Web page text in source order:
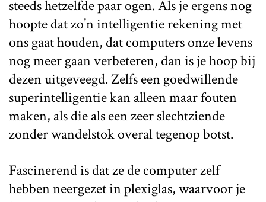
steeds hetzelfde paar ogen. Als je ergens nog
hoopte dat zo’n intelligentie rekening met
ons gaat houden, dat computers onze levens
nog meer gaan verbeteren, dan is je hoop bij
dezen uitgeveegd. Zelfs een goedwillende
superintelligentie kan alleen maar fouten
maken, als die als een zeer slechtziende
zonder wandelstok overal tegenop botst.
Fascinerend is dat ze de computer zelf
hebben neergezet in plexiglas, waarvoor je